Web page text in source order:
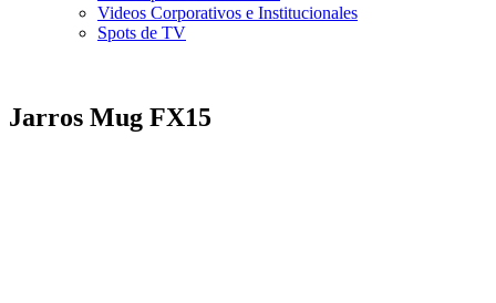
Videos Corporativos e Institucionales
Spots de TV
Jarros Mug FX15